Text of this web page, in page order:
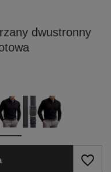
dwustronny